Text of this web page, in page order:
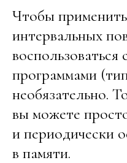
Чтобы
интервальных
программами
необязательно.
вы можете
и периодически
в памяти.